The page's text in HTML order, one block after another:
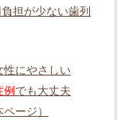
担が少ない歯列
性にやさしい
でも大丈夫
ージ）